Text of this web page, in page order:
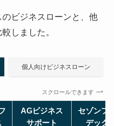
ビジネスローンと、他
しました。
個人向けビジネスローン
スクロールできます
AGビジネス
サポート
セゾンフ
デック